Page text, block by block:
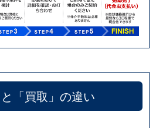
と「買取」の違い